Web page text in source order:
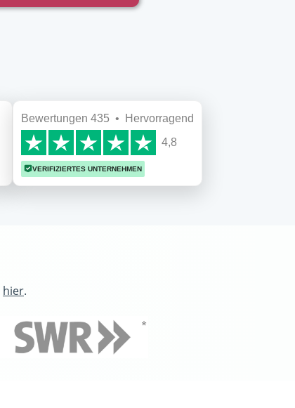
Bewertungen 435 • Hervorragend
4,8
VERIFIZIERTES UNTERNEHMEN
hier.